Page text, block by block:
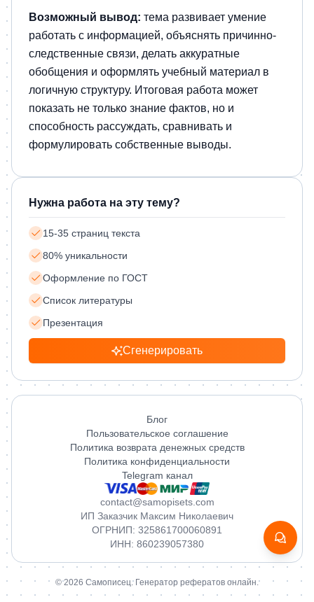
Возможный вывод: тема развивает умение
работать с информацией, объяснять причинно-
следственные связи, делать аккуратные
обобщения и оформлять учебный материал в
логичную структуру. Итоговая работа может
показать не только знание фактов, но и
способность рассуждать, сравнивать и
формулировать собственные выводы.
Нужна работа на эту тему?
15-35 страниц текста
80% уникальности
Оформление по ГОСТ
Список литературы
Презентация
Сгенерировать
Блог
Пользовательское соглашение
Политика возврата денежных средств
Политика конфиденциальности
Telegram канал
contact@samopisets.com
ИП Заказчик Максим Николаевич
ОГРНИП: 325861700060891
ИНН: 860239057380
© 2026 Самописец. Генератор рефератов онлайн.